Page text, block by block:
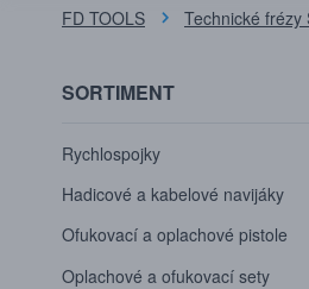
FD TOOLS Technické frézy
SORTIMENT
Rychlospojky
Hadicové a kabelové navijáky
Ofukovací a oplachové pistole
Oplachové a ofukovací sety